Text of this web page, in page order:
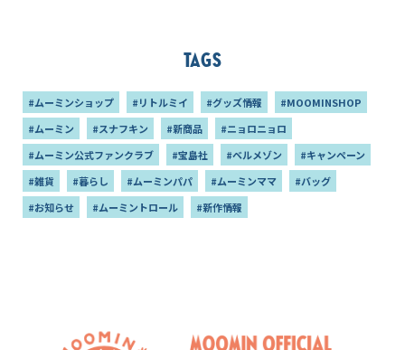
Tags
#ムーミンショップ #リトルミイ #グッズ情報
#MOOMINSHOP
#ムーミン
#スナフキン #新商品
#ニョロニョロ
#ムーミン公式ファンクラブ
#宝島社 #ベルメゾン
#キャンペーン
#雑貨
#暮らし #ムーミンパパ #ムーミンママ
#バッグ
#お知らせ
#ムーミントロール #新作情報